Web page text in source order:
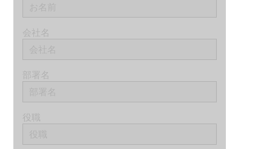
会社名
部署名
役職